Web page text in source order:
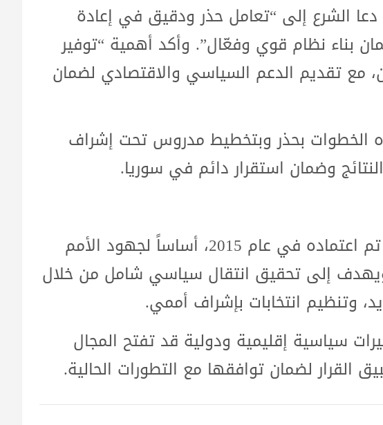
دعا الشرع إلى “تعامل حذر ودقيق في إعادة
بناء نظام قوي وفعّال”. وأكد أهمية “توفير
مع تقديم الدعم السياسي والاقتصادي لضمان
الخطوات بحذر وبتخطيط مدروس تحت إشراف
وضمان استقرار دائم في سوريا.
يعد القرار الأممي 2254، الذي تم اعتماده في عام 2015، أساساً لجهود الأمم
ويهدف إلى تحقيق انتقال سياسي شامل من خلال
وتنظيم انتخابات بإشراف أممي.
سياسية إقليمية ودولية قد تفتح المجال
القرار لضمان توافقها مع التطورات الحالية.